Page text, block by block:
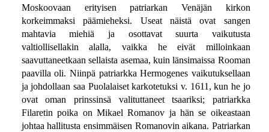
Moskoovaan erityisen patriarkan Venäjän kirkon
korkeimmaksi päämieheksi. Useat näistä ovat sangen
mahtavia miehiä ja osottavat suurta vaikutusta
valtiollisellakin alalla, vaikka he eivät milloinkaan
saavuttaneetkaan sellaista asemaa, kuin länsimaissa Rooman
paavilla oli. Niinpä patriarkka Hermogenes vaikutuksellaan
ja johdollaan saa Puolalaiset karkotetuksi v. 1611, kun he jo
ovat oman prinssinsä valituttaneet tsaariksi; patriarkka
Filaretin poika on Mikael Romanov ja hän se oikeastaan
johtaa hallitusta ensimmäisen Romanovin aikana. Patriarkan